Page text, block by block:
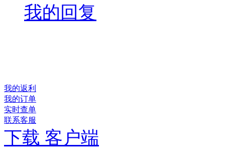
我的回复
我的返利
我的订单
实时查单
联系客服
下载 客户端